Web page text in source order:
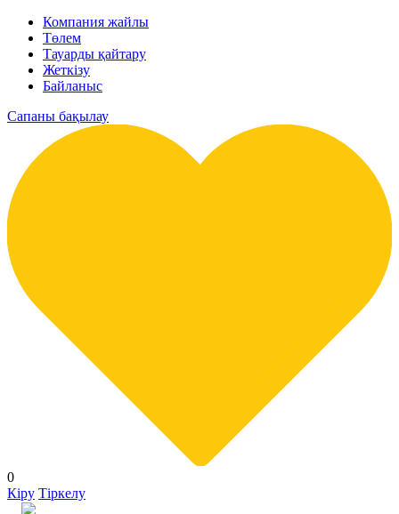
Компания жайлы
Төлем
Тауарды қайтару
Жеткізу
Байланыс
Сапаны бақылау
0
Кіру Тіркелу